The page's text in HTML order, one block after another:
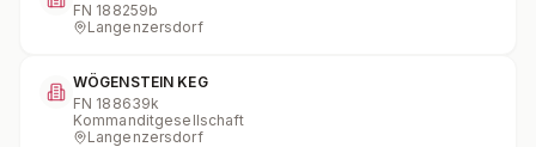
FN 188259b
Langenzersdorf
WÖGENSTEIN KEG
FN 188639k
Kommanditgesellschaft
Langenzersdorf